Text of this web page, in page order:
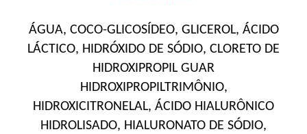
ÁGUA, COCO-GLICOSÍDEO, GLICEROL, ÁCIDO
LÁCTICO, HIDRÓXIDO DE SÓDIO, CLORETO DE
HIDROXIPROPIL GUAR
HIDROXIPROPILTRIMÔNIO,
HIDROXICITRONELAL, ÁCIDO HIALURÔNICO
HIDROLISADO, HIALURONATO DE SÓDIO,